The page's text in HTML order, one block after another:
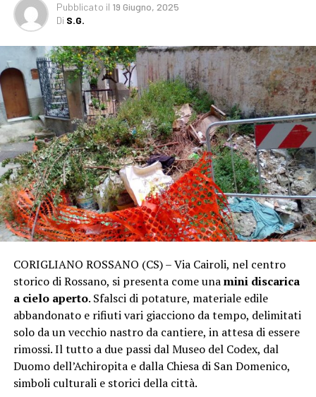
Pubblicato il 19 Giugno, 2025
Di S.G.
CORIGLIANO ROSSANO (CS) – Via Cairoli, nel centro
storico di Rossano, si presenta come unamini discarica
a cielo aperto. Sfalsci di potature, materiale edile
abbandonato e rifiuti vari giacciono da tempo, delimitati
solo da un vecchio nastro da cantiere, in attesa di essere
rimossi. Il tutto a due passi dal Museo del Codex, dal
Duomo dell’Achiropita e dalla Chiesa di San Domenico,
simboli culturali e storici della città.